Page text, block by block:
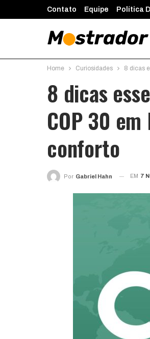
Contato Equipe Política
Home Curiosidades 8 dicas
8 dicas
COP 30
conforto
Por Gabriel Hahn EM 7